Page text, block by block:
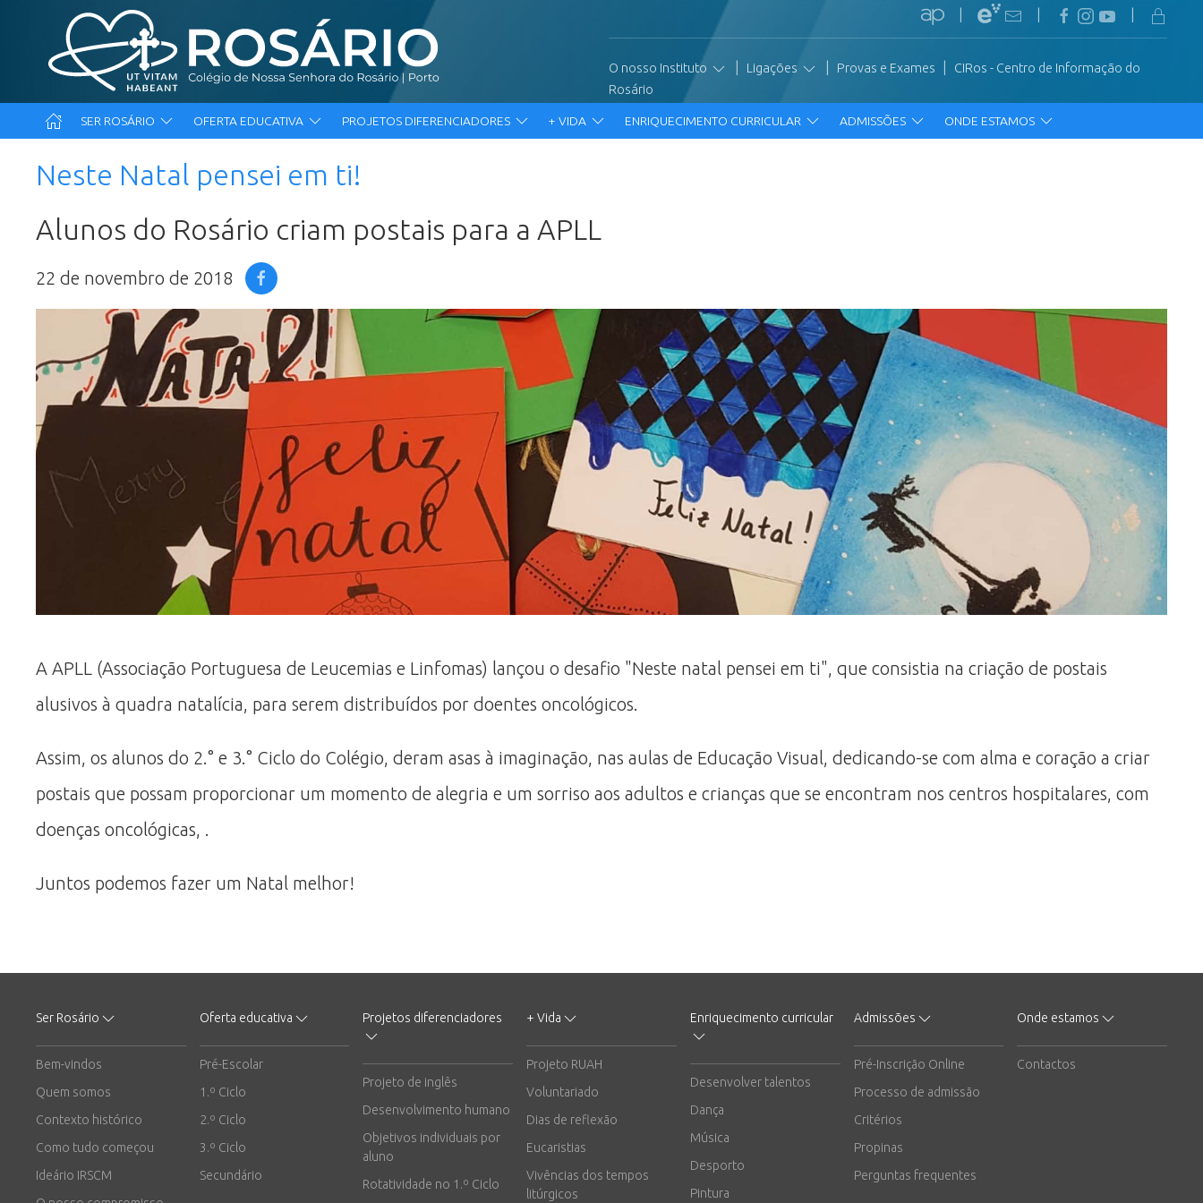
O nosso Instituto Ligações Provas e Exames
CIRos - Centro de Informação do
Rosário
SER ROSÁRIO OFERTA EDUCATIVA PROJETOS DIFERENCIADORES + VIDA ENRIQUECIMENTO CURRICULAR ADMISSÕES ONDE ESTAMOS
Neste Natal pensei em ti!
Alunos do Rosário criam postais para a APLL
22 de novembro de 2018
A APLL (Associação Portuguesa de Leucemias e Linfomas) lançou o desafio "Neste natal pensei em ti", que consistia na criação de postais
alusivos à quadra natalícia, para serem distribuídos por doentes oncológicos.
Assim, os alunos do 2.° e 3.° Ciclo do Colégio, deram asas à imaginação, nas aulas de Educação Visual, dedicando-se com alma e coração a criar
postais que possam proporcionar um momento de alegria e um sorriso aos adultos e crianças que se encontram nos centros hospitalares, com
doenças oncológicas, .
Juntos podemos fazer um Natal melhor!
Ser Rosário
Bem-vindos
Quem somos
Contexto histórico
Como tudo começou
Ideário IRSCM
Oferta educativa
Pré-Escolar
1.º Ciclo
2.º Ciclo
3.º Ciclo
Secundário
Projetos diferenciadores
Projeto de inglês
Desenvolvimento humano
Objetivos individuais por
aluno
Rotatividade no 1.º Ciclo
+ Vida
Projeto RUAH
Voluntariado
Dias de reflexão
Eucaristias
Vivências dos tempos
litúrgicos
Enriquecimento curricular
Desenvolver talentos
Dança
Música
Desporto
Pintura
Admissões
Pré-Inscrição Online
Processo de admissão
Critérios
Propinas
Perguntas frequentes
Onde estamos
Contactos